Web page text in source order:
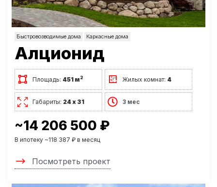
Быстровозводимые дома Каркасные дома
Алционид
Площадь: 451 м2 Жилых комнат: 4
Габариты: 24 х 31 3 мес
~14 206 500 ₽
В ипотеку ~118 387 ₽ в месяц
Посмотреть проект